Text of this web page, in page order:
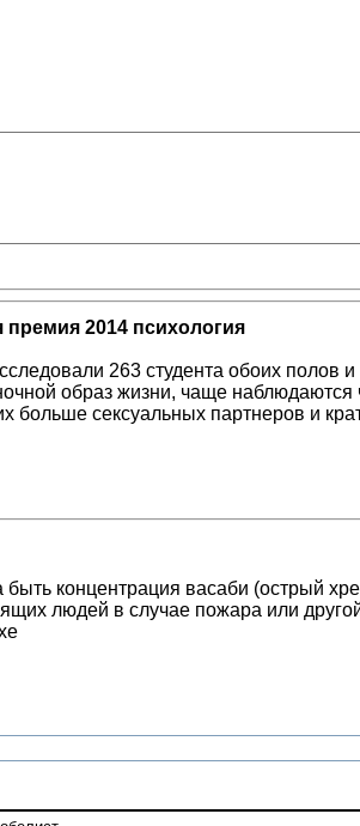
премия 2014 психология
263 студента обоих полов
образ жизни, чаще
больше сексуальных партнеров и
концентрация васаби (острый
людей в случае пожара или